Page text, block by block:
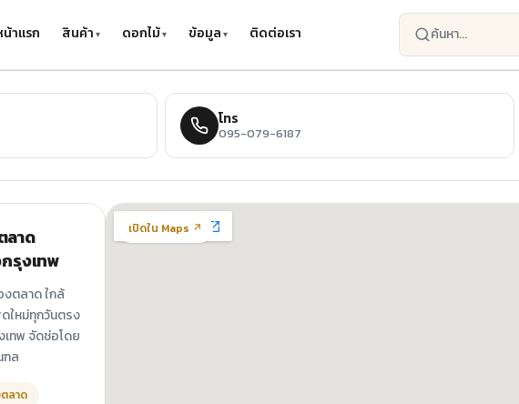
น้าแรก สินค้า ดอกไม้ ข้อมูล ติดต่อเรา
โทร
095-079-6187
ลาด
รุงเทพ
ตลาด ใกล้
ใหม่ทุกวันตรง
ทพ จัดช่อโดย
ฑล
ลาด
เปิดใน Maps ↗